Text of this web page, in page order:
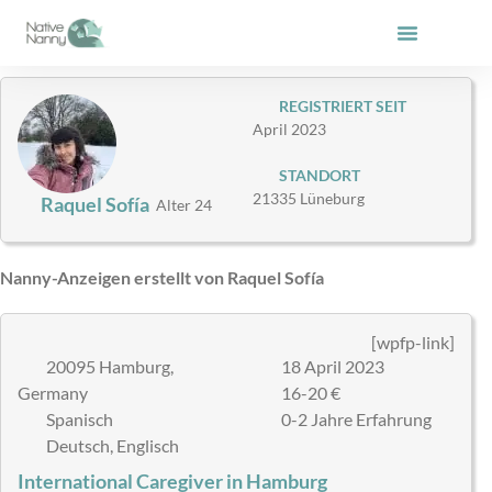
Inhalt
Raquel SofíaAlter 24
REGISTRIERT SEIT
April 2023
STANDORT
21335 Lüneburg
Nanny-Anzeigen erstellt von Raquel Sofía
[wpfp-link]
20095 Hamburg,
Germany
Spanisch
Deutsch, Englisch
18 April 2023
16-20 €
0-2 Jahre Erfahrung
International Caregiver in Hamburg